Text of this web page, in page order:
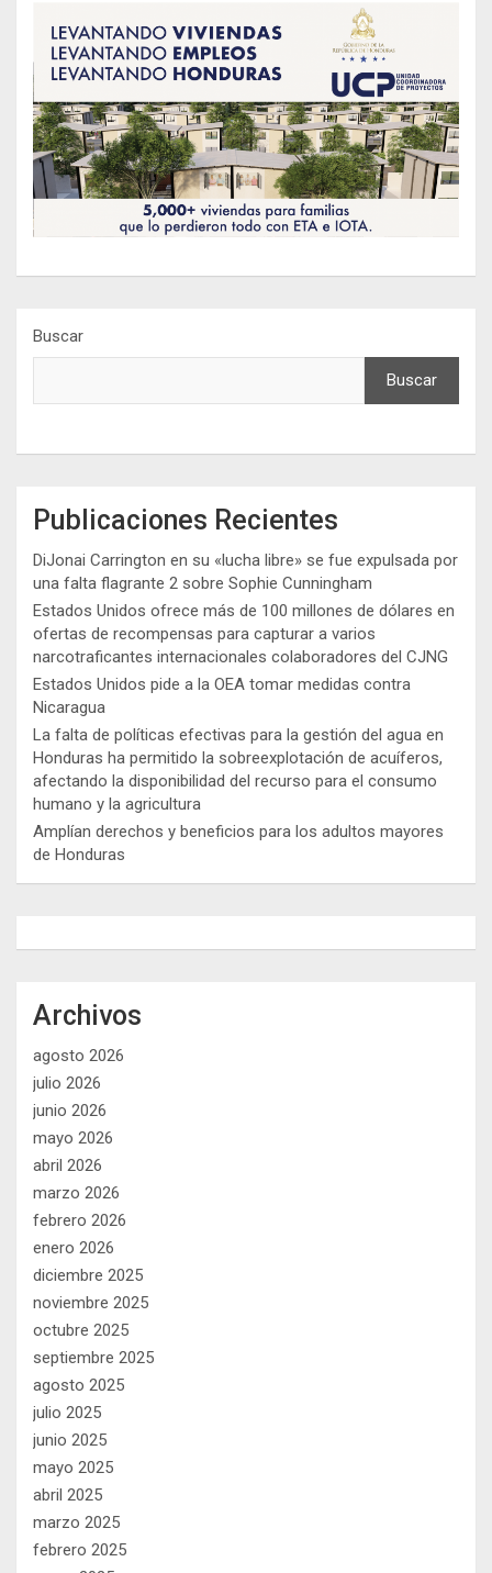
Buscar
Buscar
Publicaciones Recientes
DiJonai Carrington en su «lucha libre» se fue expulsada por
una falta flagrante 2 sobre Sophie Cunningham
Estados Unidos ofrece más de 100 millones de dólares en
ofertas de recompensas para capturar a varios
narcotraficantes internacionales colaboradores del CJNG
Estados Unidos pide a la OEA tomar medidas contra
Nicaragua
La falta de políticas efectivas para la gestión del agua en
Honduras ha permitido la sobreexplotación de acuíferos,
afectando la disponibilidad del recurso para el consumo
humano y la agricultura
Amplían derechos y beneficios para los adultos mayores
de Honduras
Archivos
agosto 2026
julio 2026
junio 2026
mayo 2026
abril 2026
marzo 2026
febrero 2026
enero 2026
diciembre 2025
noviembre 2025
octubre 2025
septiembre 2025
agosto 2025
julio 2025
junio 2025
mayo 2025
abril 2025
marzo 2025
febrero 2025